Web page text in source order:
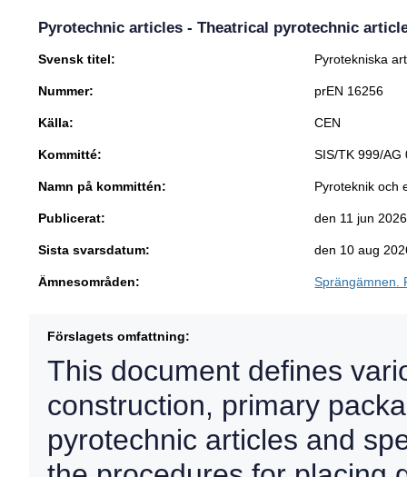
Pyrotechnic articles - Theatrical pyrotechnic
Svensk titel: Pyrotekniska
Nummer: prEN 16256
Källa: CEN
Kommitté: SIS/TK 999/AG
Namn på kommittén: Pyroteknik och
Publicerat: den 11 jun 2026
Sista svarsdatum: den 10 aug
Ämnesområden: Sprängämnen.
Förslagets omfattning:
This document defines
construction, primary
pyrotechnic articles and